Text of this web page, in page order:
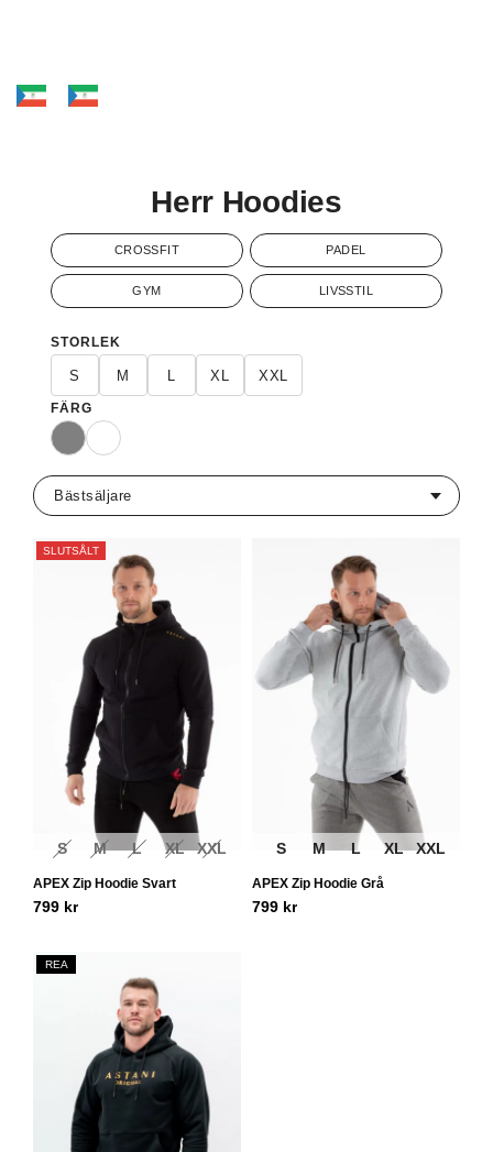
Herr Hoodies
CROSSFIT PADEL
GYM LIVSSTIL
STORLEK
S M L XL XXL
FÄRG
Grå Vit
SLUTSÅLT
S M L XL XXL
APEX Zip Hoodie Svart
799 kr
S M L XL XXL
APEX Zip Hoodie Grå
799 kr
REA